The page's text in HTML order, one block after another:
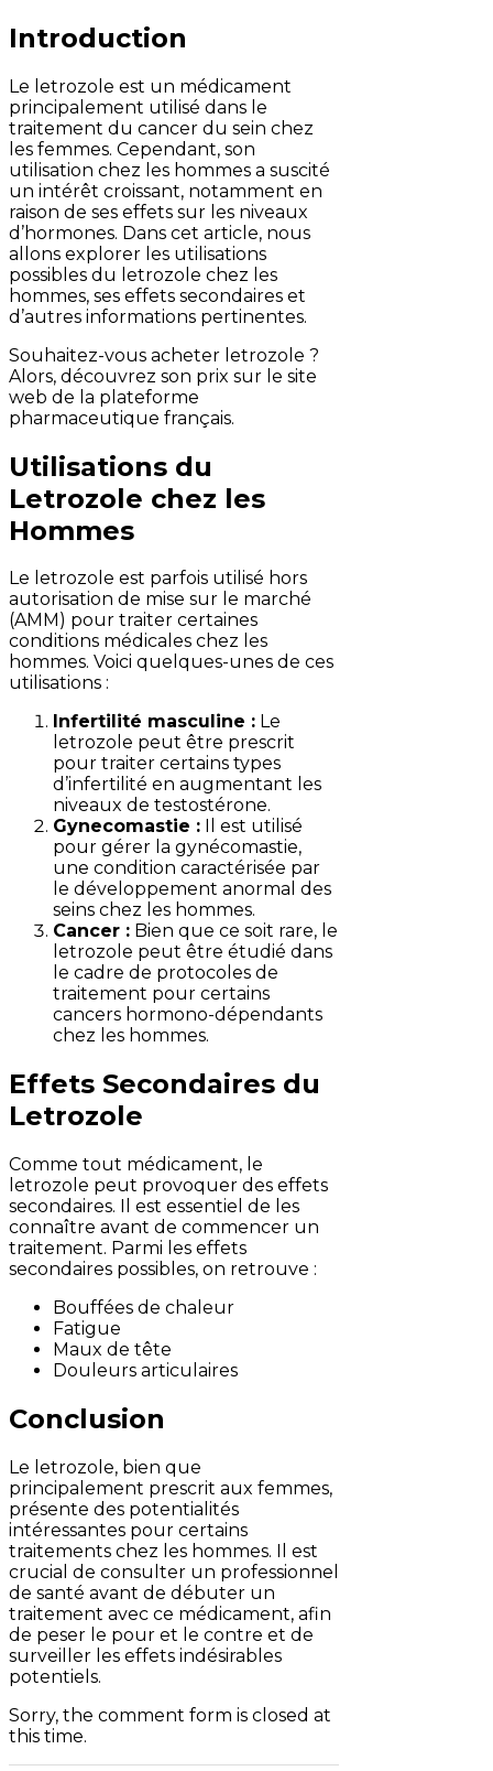
Introduction
Le letrozole est un médicament
principalement utilisé dans le
traitement du cancer du sein chez
les femmes. Cependant, son
utilisation chez les hommes a suscité
un intérêt croissant, notamment en
raison de ses effets sur les niveaux
d’hormones. Dans cet article, nous
allons explorer les utilisations
possibles du letrozole chez les
hommes, ses effets secondaires et
d’autres informations pertinentes.
Souhaitez-vous acheter letrozole ?
Alors, découvrez son prix sur le site
web de la plateforme
pharmaceutique français.
Utilisations du
Letrozole chez les
Hommes
Le letrozole est parfois utilisé hors
autorisation de mise sur le marché
(AMM) pour traiter certaines
conditions médicales chez les
hommes. Voici quelques-unes de ces
utilisations :
Infertilité masculine : Le
letrozole peut être prescrit
pour traiter certains types
d’infertilité en augmentant les
niveaux de testostérone.
Gynecomastie : Il est utilisé
pour gérer la gynécomastie,
une condition caractérisée par
le développement anormal des
seins chez les hommes.
Cancer : Bien que ce soit rare, le
letrozole peut être étudié dans
le cadre de protocoles de
traitement pour certains
cancers hormono-dépendants
chez les hommes.
Effets Secondaires du
Letrozole
Comme tout médicament, le
letrozole peut provoquer des effets
secondaires. Il est essentiel de les
connaître avant de commencer un
traitement. Parmi les effets
secondaires possibles, on retrouve :
Bouffées de chaleur
Fatigue
Maux de tête
Douleurs articulaires
Conclusion
Le letrozole, bien que
principalement prescrit aux femmes,
présente des potentialités
intéressantes pour certains
traitements chez les hommes. Il est
crucial de consulter un professionnel
de santé avant de débuter un
traitement avec ce médicament, afin
de peser le pour et le contre et de
surveiller les effets indésirables
potentiels.
Sorry, the comment form is closed at
this time.